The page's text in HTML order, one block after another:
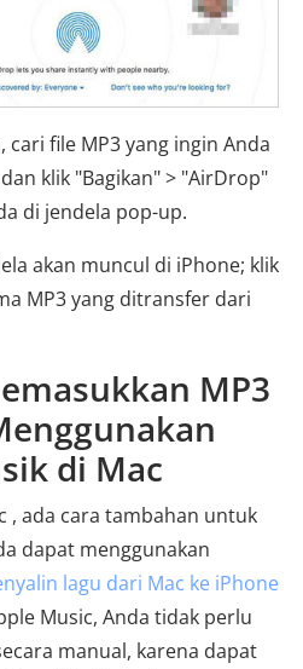
cari file MP3 yang ingin Anda
klik "Bagikan" > "AirDrop"
di jendela pop-up.
akan muncul di iPhone; klik
MP3 yang ditransfer dari
MP3
di Mac
, ada cara tambahan untuk
dapat menggunakan
lagu dari Mac ke iPhone
Music, Anda tidak perlu
manual, karena dapat